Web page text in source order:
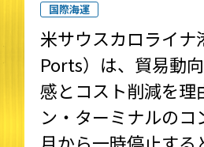
国際海運
米サウスカロライナ
Ports）は、貿易動
感とコスト削減を理
ン・ターミナルの